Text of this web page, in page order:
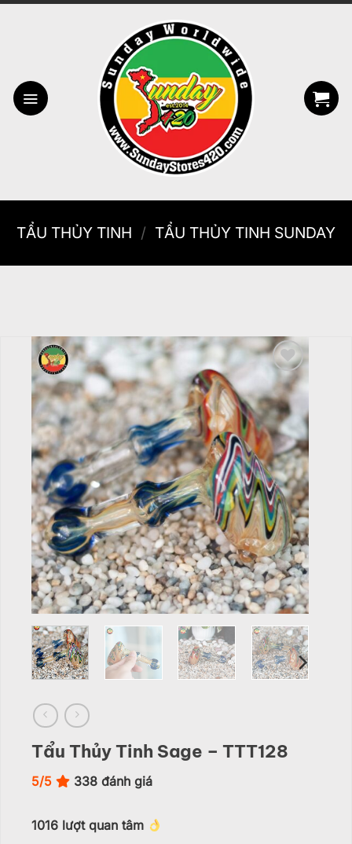
Bỏ
TẨU THỦY TINH / TẨU THỦY TINH SUNDAY
Add to
wishlist
Tẩu Thủy Tinh Sage – TTT128
5/5 338 đánh giá
1016 lượt quan tâm